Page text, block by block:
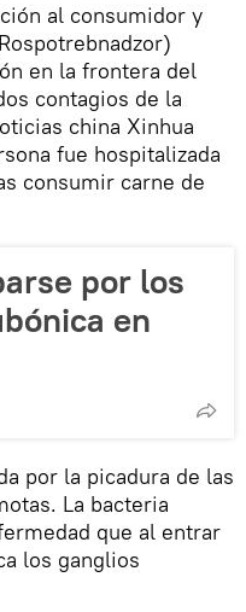
al consumidor y
en la frontera del
contagios de la
china Xinhua
fue hospitalizada
consumir carne de
por los
en
por la picadura de las
La bacteria
que al entrar
los ganglios